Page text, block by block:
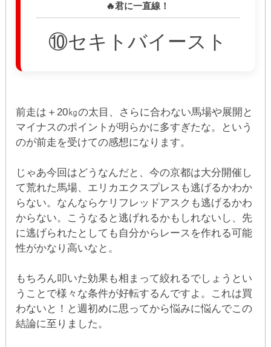
🔥君に一直線！
⑩セキトバイースト
前走は＋20㎏の太目、さらに合わない馬場や展開と
マイナスのポイントが明らかに多すぎたな。という
のが前走を受けての感想になります。
じゃあ今回はどうなんだと、今の京都は大分開催し
て荒れた馬場、エリカエクスプレスも逃げるかわか
らない。なんならケリフレッドアスクも逃げるかわ
からない。こうなると逃げれるかもしれないし、先
に逃げられたとしても自分からレースを作れる可能
性がかなり高いなと。
もちろん叩いた効果も相まって絞れるでしょうとい
うことで様々な条件が好転するんですよ。これは買
わないと！と週初めに思ってから悩みに悩んでこの
結論に至りました。